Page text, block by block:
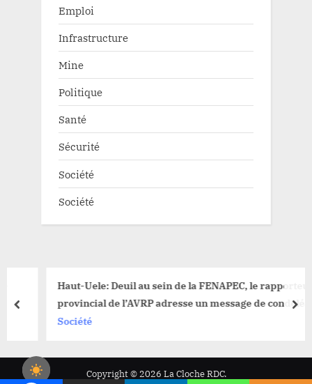
Emploi
Infrastructure
Mine
Politique
Santé
Sécurité
Société
Société
Haut-Uele: Deuil au sein de la FENAPEC, le rapporteur
provincial de l’AVRP adresse un message de condoléance
Société
prev
Copyright © 2026 La Cloche RDC.